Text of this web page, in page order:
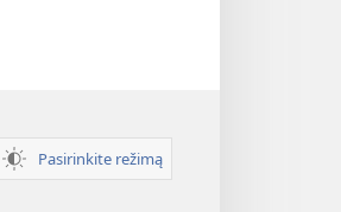
Pasirinkite režimą